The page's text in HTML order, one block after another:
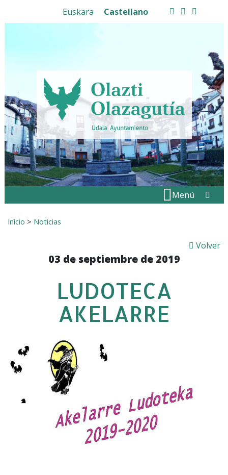
Euskara Castellano facebook
twitter
Menú
Inicio > Noticias
Volver
03 de septiembre de 2019
LUDOTECA
AKELARRE